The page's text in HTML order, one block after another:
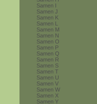
Samen I
Samen J
Samen K
Samen L
Samen M
Samen N
Samen O
Samen P
Samen Q
Samen R
Samen S
Samen T
Samen U
Samen V
Samen W
Samen X
Samen Y